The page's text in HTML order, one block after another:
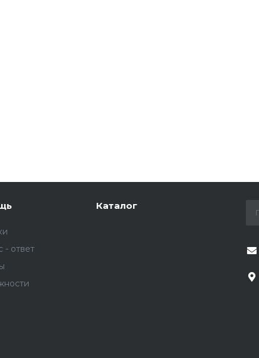
- ответ
Каталог